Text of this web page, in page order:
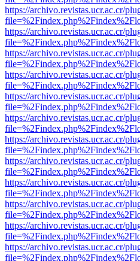
https://archivo.revistas.ucr.ac.cr/
https://archivo.revistas.ucr.ac.cr/
https://archivo.revistas.ucr.ac.cr/
https://archivo.revistas.ucr.ac.cr/
https://archivo.revistas.ucr.ac.cr/
https://archivo.revistas.ucr.ac.cr/
https://archivo.revistas.ucr.ac.cr/
https://archivo.revistas.ucr.ac.cr/
https://archivo.revistas.ucr.ac.cr/
https://archivo.revistas.ucr.ac.cr/
https://archivo.revistas.ucr.ac.cr/
https://archivo.revistas.ucr.ac.cr/